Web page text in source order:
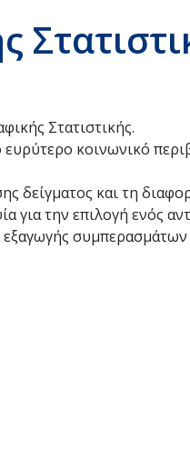
Στατιστικής.
κοινωνικό
δείγματος και τη
για την επιλογή ενός